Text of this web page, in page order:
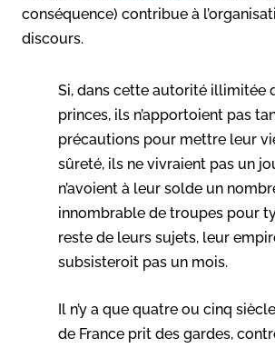
conséquence) contribue à
discours.
Si, dans cette autorité illimitée
princes, ils n’apportoient pas
précautions pour mettre leur
sûreté, ils ne vivraient pas un
n’avoient à leur solde un
innombrable de troupes pour
reste de leurs sujets, leur
subsisteroit pas un mois.
Il n’y a que quatre ou cinq
de France prit des gardes,